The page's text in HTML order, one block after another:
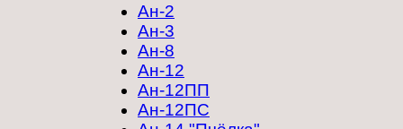
Ан-2
Ан-3
Ан-8
Ан-12
Ан-12ПП
Ан-12ПС